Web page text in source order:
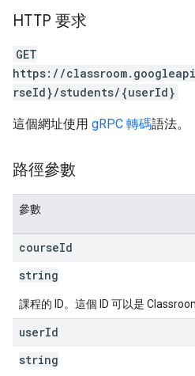
HTTP 要求
GET
https://
rseId}/students/{userId}
這個網址使用 gRPC 轉碼語法。
路徑參數
參數
courseId
string
課程的 ID。這個 ID 可以是
userId
string